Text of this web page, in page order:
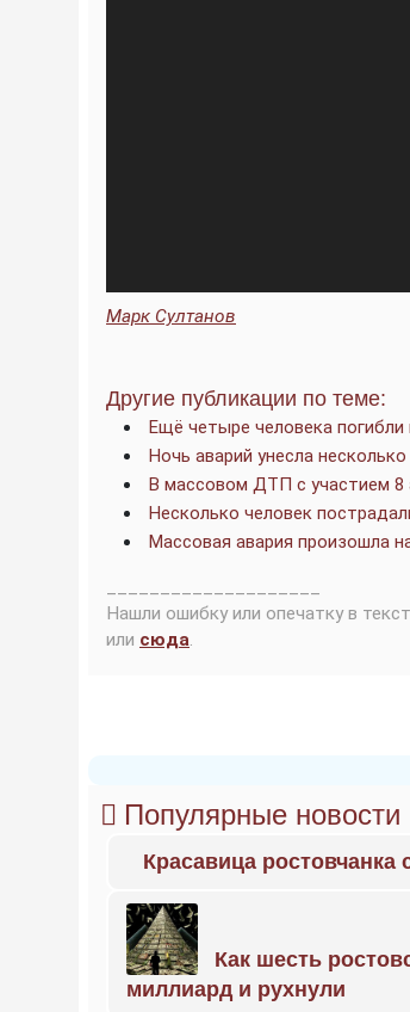
Марк Султанов
Другие публикации по теме:
Ещё четыре человека
Ночь аварий унесла
В массовом ДТП с участием 8
Несколько человек
Массовая авария произошла
Нашли ошибку или опечатку в
или сюда.
Популярные новости
Красавица
Как шесть
миллиард и рухнули